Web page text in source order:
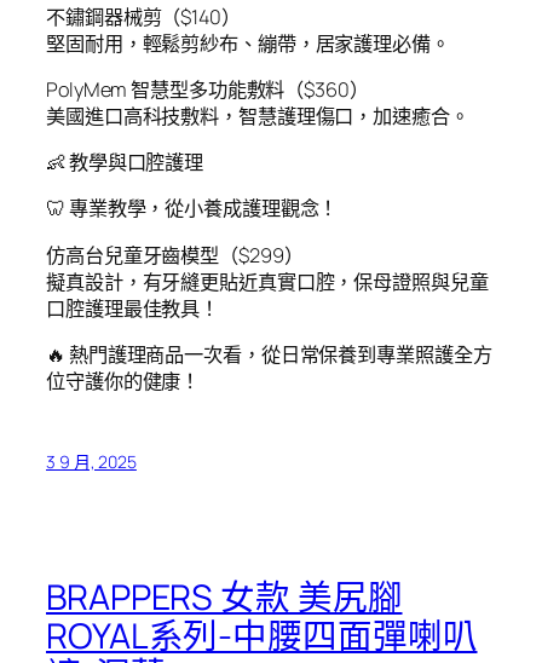
不鏽鋼器械剪（$140）
堅固耐用，輕鬆剪紗布、繃帶，居家護理必備。
PolyMem 智慧型多功能敷料（$360）
美國進口高科技敷料，智慧護理傷口，加速癒合。
👶 教學與口腔護理
🦷 專業教學，從小養成護理觀念！
仿高台兒童牙齒模型（$299）
擬真設計，有牙縫更貼近真實口腔，保母證照與兒童
口腔護理最佳教具！
🔥 熱門護理商品一次看，從日常保養到專業照護全方
位守護你的健康！
3 9 月, 2025
BRAPPERS 女款 美尻腳
ROYAL系列-中腰四面彈喇叭